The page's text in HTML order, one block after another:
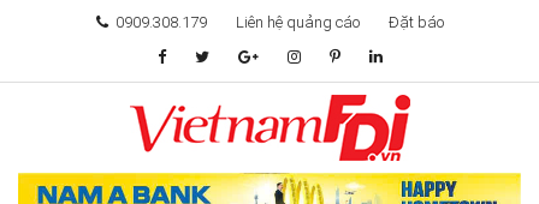
0909.308.179 Liên hệ quảng cáo Đặt báo
TÂM ĐIỂM ĐẦU TƯ
TÀI CHÍNH